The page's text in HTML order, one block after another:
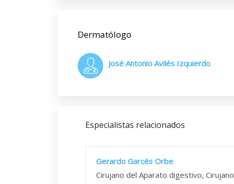
Dermatólogo
José Antonio Avilés Izquierdo
Especialistas relacionados
Gerardo Garcés Orbe
Cirujano del Aparato digestivo, Cirujano